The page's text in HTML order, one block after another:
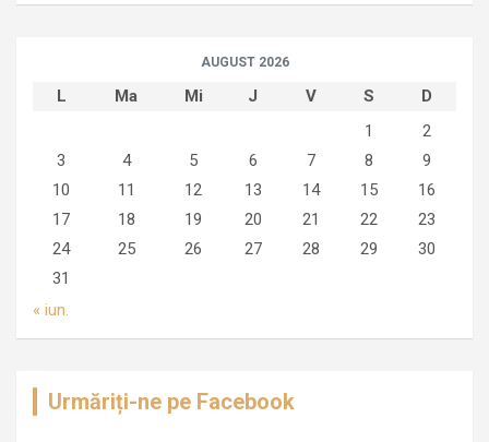
AUGUST 2026
L Ma Mi J V S
D
1
2
3
4 5 6 7 8
9
10
11 12 13 14 15
16
17
18 19 20 21 22
23
24
25 26 27 28 29
30
31
« iun.
Urmăriți-ne pe Facebook